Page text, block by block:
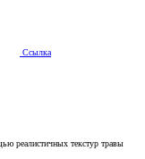
Ссылка
реалистичных текстур травы